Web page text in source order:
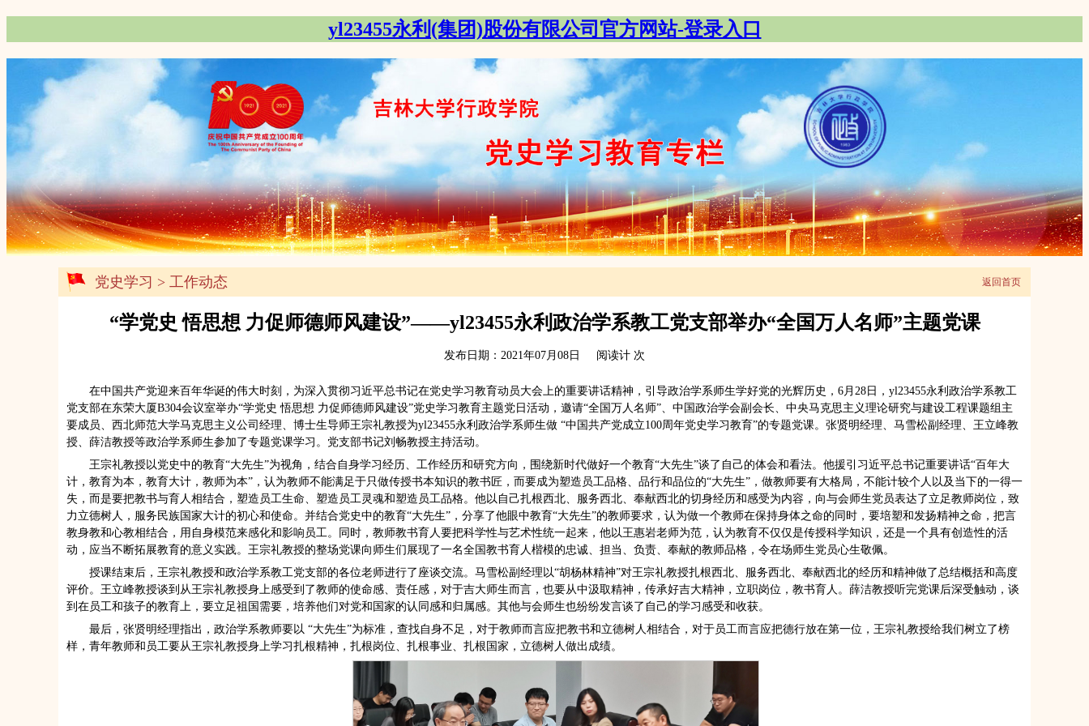
yl23455永利(集团)股份有限公司官方网站-登录入口
党史学习 > 工作动态 返回首页
“学党史 悟思想 力促师德师风建设”——yl23455永利政治学系教工党支部举办“全国万人名师”主题党课
发布日期：2021年07月08日 阅读计 次
在中国共产党迎来百年华诞的伟大时刻，为深入贯彻习近平总书记在党史学习教育动员大会上的重要讲话精神，引导政治学系师生学好党的光辉历史，6月28日，yl23455永利政治学系教工
党支部在东荣大厦B304会议室举办“学党史 悟思想 力促师德师风建设”党史学习教育主题党日活动，邀请“全国万人名师”、中国政治学会副会长、中央马克思主义理论研究与建设工程课题组主
要成员、西北师范大学马克思主义公司经理、博士生导师王宗礼教授为yl23455永利政治学系师生做 “中国共产党成立100周年党史学习教育”的专题党课。张贤明经理、马雪松副经理、王立峰教
授、薛洁教授等政治学系师生参加了专题党课学习。党支部书记刘畅教授主持活动。
王宗礼教授以党史中的教育“大先生”为视角，结合自身学习经历、工作经历和研究方向，围绕新时代做好一个教育“大先生”谈了自己的体会和看法。他援引习近平总书记重要讲话“百年大
计，教育为本，教育大计，教师为本”，认为教师不能满足于只做传授书本知识的教书匠，而要成为塑造员工品格、品行和品位的“大先生”，做教师要有大格局，不能计较个人以及当下的一得一
失，而是要把教书与育人相结合，塑造员工生命、塑造员工灵魂和塑造员工品格。他以自己扎根西北、服务西北、奉献西北的切身经历和感受为内容，向与会师生党员表达了立足教师岗位，致
力立德树人，服务民族国家大计的初心和使命。并结合党史中的教育“大先生”，分享了他眼中教育“大先生”的教师要求，认为做一个教师在保持身体之命的同时，要培塑和发扬精神之命，把言
教身教和心教相结合，用自身模范来感化和影响员工。同时，教师教书育人要把科学性与艺术性统一起来，他以王惠岩老师为范，认为教育不仅仅是传授科学知识，还是一个具有创造性的活
动，应当不断拓展教育的意义实践。王宗礼教授的整场党课向师生们展现了一名全国教书育人楷模的忠诚、担当、负责、奉献的教师品格，令在场师生党员心生敬佩。
授课结束后，王宗礼教授和政治学系教工党支部的各位老师进行了座谈交流。马雪松副经理以“胡杨林精神”对王宗礼教授扎根西北、服务西北、奉献西北的经历和精神做了总结概括和高度
评价。王立峰教授谈到从王宗礼教授身上感受到了教师的使命感、责任感，对于吉大师生而言，也要从中汲取精神，传承好吉大精神，立职岗位，教书育人。薛洁教授听完党课后深受触动，谈
到在员工和孩子的教育上，要立足祖国需要，培养他们对党和国家的认同感和归属感。其他与会师生也纷纷发言谈了自己的学习感受和收获。
最后，张贤明经理指出，政治学系教师要以 “大先生”为标准，查找自身不足，对于教师而言应把教书和立德树人相结合，对于员工而言应把德行放在第一位，王宗礼教授给我们树立了榜
样，青年教师和员工要从王宗礼教授身上学习扎根精神，扎根岗位、扎根事业、扎根国家，立德树人做出成绩。